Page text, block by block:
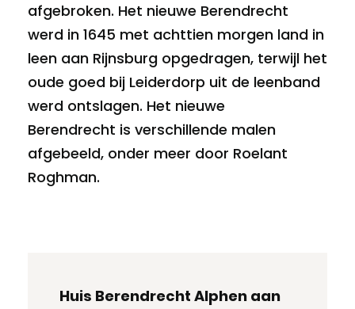
afgebroken. Het nieuwe Berendrecht
werd in 1645 met achttien morgen land in
leen aan Rijnsburg opgedragen, terwijl het
oude goed bij Leiderdorp uit de leenband
werd ontslagen. Het nieuwe
Berendrecht is verschillende malen
afgebeeld, onder meer door Roelant
Roghman.
Huis Berendrecht Alphen aan